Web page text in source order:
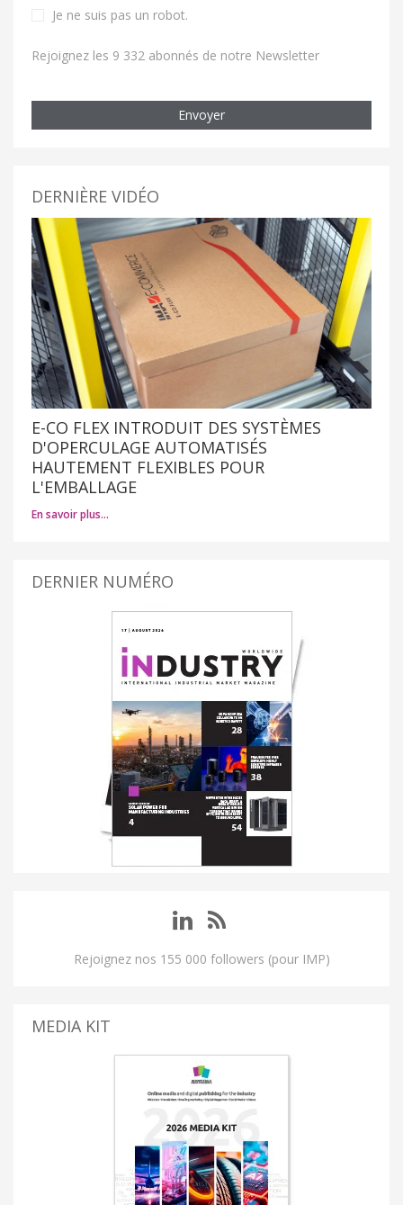
Je ne suis pas un robot.
Rejoignez les 9 332 abonnés de notre Newsletter
Envoyer
DERNIÈRE VIDÉO
E-CO FLEX INTRODUIT DES SYSTÈMES
D'OPERCULAGE AUTOMATISÉS
HAUTEMENT FLEXIBLES POUR
L'EMBALLAGE
En savoir plus…
DERNIER NUMÉRO
Rejoignez nos 155 000 followers (pour IMP)
MEDIA KIT